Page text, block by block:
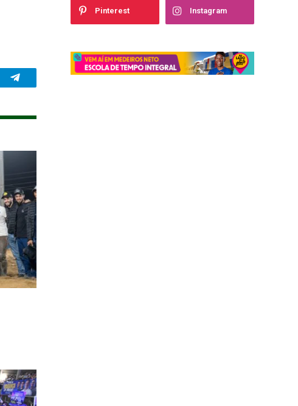
Telegram
Pinterest Instagram